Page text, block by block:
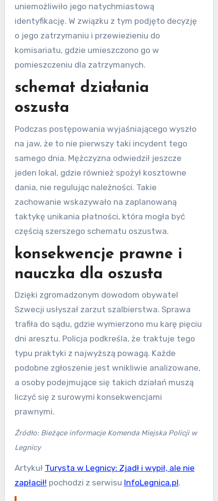
uniemożliwiło jego natychmiastową
identyfikację. W związku z tym podjęto decyzję
o jego zatrzymaniu i przewiezieniu do
komisariatu, gdzie umieszczono go w
pomieszczeniu dla zatrzymanych.
schemat działania
oszusta
Podczas postępowania wyjaśniającego wyszło
na jaw, że to nie pierwszy taki incydent tego
samego dnia. Mężczyzna odwiedził jeszcze
jeden lokal, gdzie również spożył kosztowne
dania, nie regulując należności. Takie
zachowanie wskazywało na zaplanowaną
taktykę unikania płatności, która mogła być
częścią szerszego schematu oszustwa.
konsekwencje prawne i
nauczka dla oszusta
Dzięki zgromadzonym dowodom obywatel
Szwecji usłyszał zarzut szalbierstwa. Sprawa
trafiła do sądu, gdzie wymierzono mu karę pięciu
dni aresztu. Policja podkreśla, że traktuje tego
typu praktyki z najwyższą powagą. Każde
podobne zgłoszenie jest wnikliwie analizowane,
a osoby podejmujące się takich działań muszą
liczyć się z surowymi konsekwencjami
prawnymi.
Źródło: Bieżące informacje Komenda Miejska Policji w
Legnicy
Artykuł Turysta w Legnicy: Zjadł i wypił, ale nie
zapłacił! pochodzi z serwisu InfoLegnica.pl.